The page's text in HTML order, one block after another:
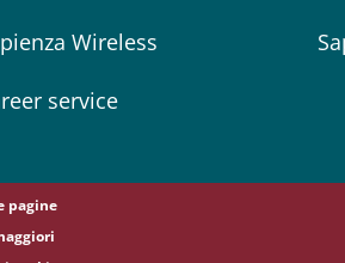
Wireless
service
pagine